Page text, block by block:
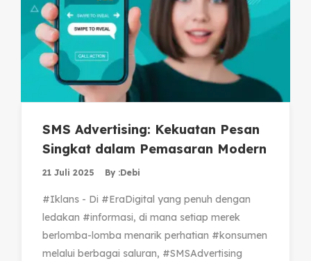
SMS Advertising: Kekuatan Pesan
Singkat dalam Pemasaran Modern
21 Juli 2025 By :Debi
#Iklans - Di #EraDigital yang penuh dengan
ledakan #informasi, di mana setiap merek
berlomba-lomba menarik perhatian #konsumen
melalui berbagai saluran, #SMSAdvertising